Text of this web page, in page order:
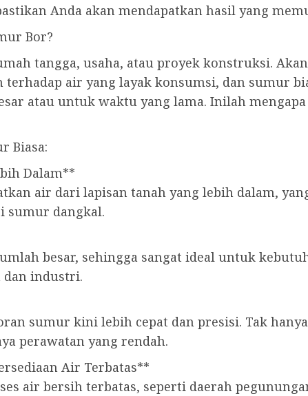
Anda akan mendapatkan hasil yang
Bor?
tangga, usaha, atau proyek konstruksi.
air yang layak konsumsi, dan sumur
atau untuk waktu yang lama. Inilah
Biasa:
Dalam**
air dari lapisan tanah yang lebih dalam,
sumur dangkal.
besar, sehingga sangat ideal untuk
dan industri.
sumur kini lebih cepat dan presisi. Tak
perawatan yang rendah.
Air Terbatas**
air bersih terbatas, seperti daerah